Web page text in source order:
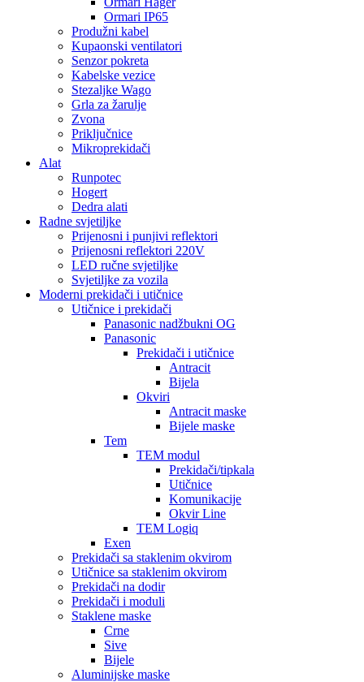
Ormari IP65
Produžni kabel
Kupaonski ventilatori
Senzor pokreta
Kabelske vezice
Stezaljke Wago
Grla za žarulje
Zvona
Priključnice
Mikroprekidači
Alat
Runpotec
Hogert
Dedra alati
Radne svjetiljke
Prijenosni i punjivi reflektori
Prijenosni reflektori 220V
LED ručne svjetiljke
Svjetiljke za vozila
Moderni prekidači i utičnice
Utičnice i prekidači
Panasonic nadžbukni OG
Panasonic
Prekidači i utičnice
Antracit
Bijela
Okviri
Antracit maske
Bijele maske
Tem
TEM modul
Prekidači/tipkala
Utičnice
Komunikacije
Okvir Line
TEM Logiq
Exen
Prekidači sa staklenim okvirom
Utičnice sa staklenim okvirom
Prekidači na dodir
Prekidači i moduli
Staklene maske
Crne
Sive
Bijele
Aluminijske maske